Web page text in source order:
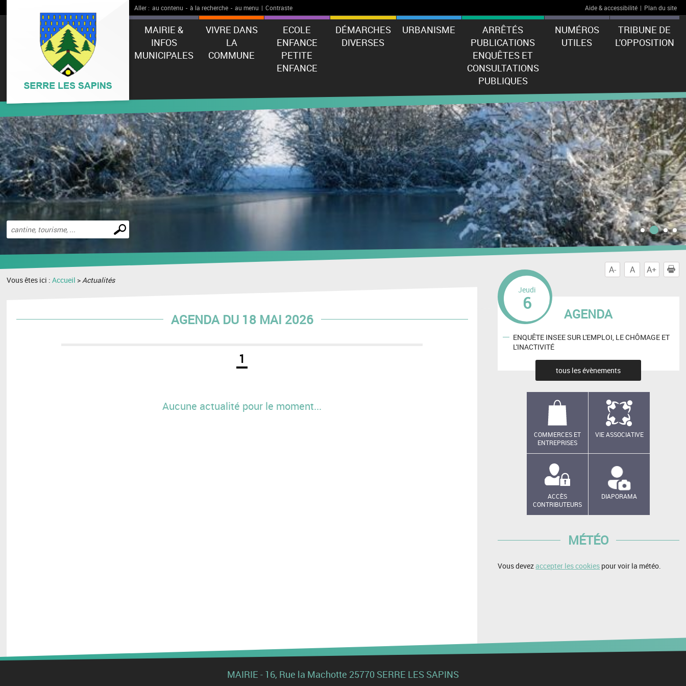
Aller : au contenu - à la recherche - au menu | Contraste Aide & accessibilité | Plan du site
MAIRIE &
INFOS
MUNICIPALES
VIVRE DANS
LA
COMMUNE
ECOLE
ENFANCE
PETITE
ENFANCE
DÉMARCHES
DIVERSES
URBANISME
ARRÊTÉS
PUBLICATIONS
ENQUÊTES ET
CONSULTATIONS
PUBLIQUES
NUMÉROS
UTILES
TRIBUNE DE
L'OPPOSITION
Effectuer
une
A- A A+
Vous êtes ici :Accueil >Actualités
AGENDA DU 18 MAI 2026
1
Aucune actualité pour le moment...
AGENDA
Jeudi
6
ENQUÊTE INSEE SUR L'EMPLOI, LE CHÔMAGE ET
L'INACTIVITÉ
tous les évènements
COMMERCES ET
ENTREPRISES
VIE ASSOCIATIVE
ACCÈS
CONTRIBUTEURS
DIAPORAMA
MÉTÉO
Vous devezaccepter les cookies pour voir la météo.
MAIRIE - 16, Rue la Machotte 25770 SERRE LES SAPINS